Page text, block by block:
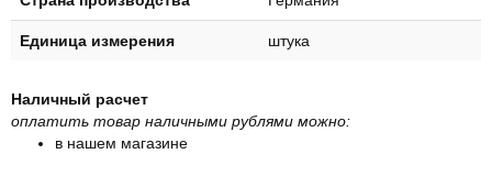
Единица измерения штука
Наличный расчет
оплатить товар наличными рублями можно:
в нашем магазине